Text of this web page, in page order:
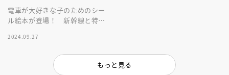
電車が大好きな子のためのシー
ル絵本が登場！ 新幹線と特急
のリュックに入るサイズが嬉し
2024.09.27
もっと見る